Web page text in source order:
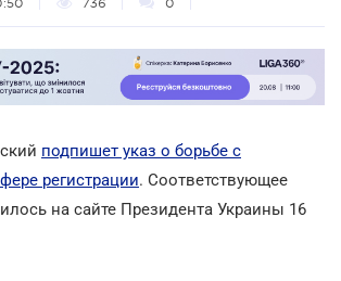
736 0
подпишет указ о борьбе с
регистрации. Соответствующее
на сайте Президента Украины 16